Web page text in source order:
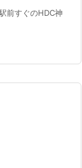
前すぐのHDC神